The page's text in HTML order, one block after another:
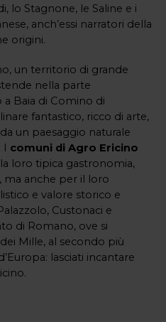
lo Stagnone, le Saline e i
anch’essi narratori della
origini.
un territorio di grande
nella parte
a Baia di Comino di
fantastico, ricco di arte,
un paesaggio naturale
I comuni di Agro Ericino
loro tipica gastronomia,
ma anche per il loro
e valore storico e
Custonaci e
di Romano, ove si
Mille, al secondo più
lasciati incantare